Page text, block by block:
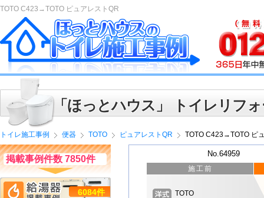
TOTO C423→TOTO ピュアレストQR
「ほっとハウス」 トイレリフ
トイレ施工事例 便器 TOTO ピュアレストQR TOTO C423→TOTO ピ
No.64959
施工前
TOTO
掲載事例件数 7850件
6084件